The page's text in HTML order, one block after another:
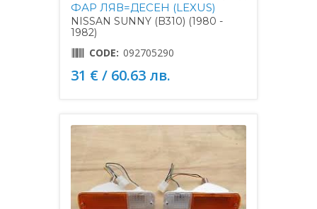
ФАР ЛЯВ=ДЕСЕН (LEXUS)
NISSAN SUNNY (B310) (1980 -
1982)
CODE: 092705290
31 € / 60.63 лв.